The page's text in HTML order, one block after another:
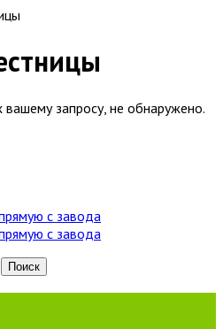
запросу, не обнаружено.
с завода
с завода